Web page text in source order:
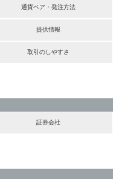
通貨ペア・発注方法
提供情報
取引のしやすさ
証券会社